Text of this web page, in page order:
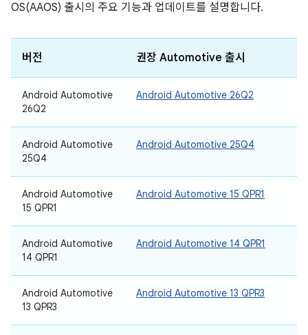
OS(AAOS) 출시의 주요 기능과 업데이트를 설명합니다.
버전 권장 Automotive 출시
Android Automotive
26Q2
Android Automotive 26Q2
Android Automotive
25Q4
Android Automotive 25Q4
Android Automotive
15 QPR1
Android Automotive 15 QPR1
Android Automotive
14 QPR1
Android Automotive 14 QPR1
Android Automotive
13 QPR3
Android Automotive 13 QPR3